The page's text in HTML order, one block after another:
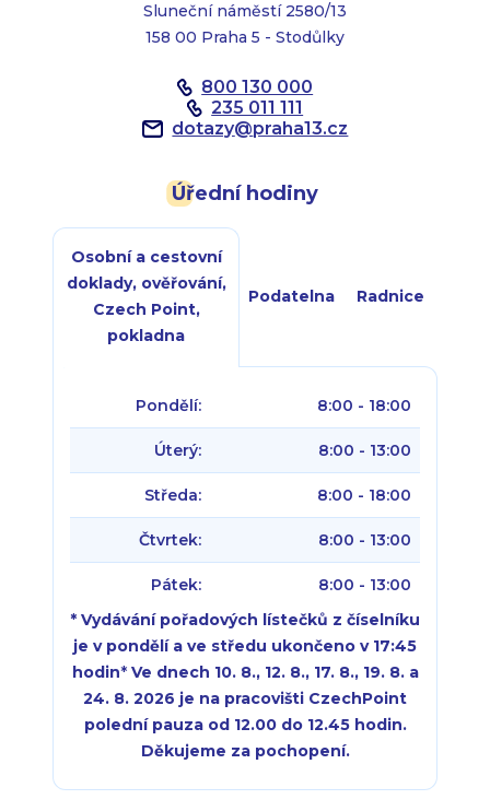
Sluneční náměstí 2580/13
158 00 Praha 5 - Stodůlky
800 130 000
235 011 111
dotazy@praha13.cz
Úřední hodiny
Osobní a cestovní
doklady, ověřování,
Czech Point,
pokladna
Podatelna Radnice
Pondělí: 8:00 - 18:00
Úterý: 8:00 - 13:00
Středa: 8:00 - 18:00
Čtvrtek: 8:00 - 13:00
Pátek:
8:00 - 13:00
* Vydávání pořadových lístečků z číselníku
je v pondělí a ve středu ukončeno v 17:45
hodin* Ve dnech 10. 8., 12. 8., 17. 8., 19. 8. a
24. 8. 2026 je na pracovišti CzechPoint
polední pauza od 12.00 do 12.45 hodin.
Děkujeme za pochopení.